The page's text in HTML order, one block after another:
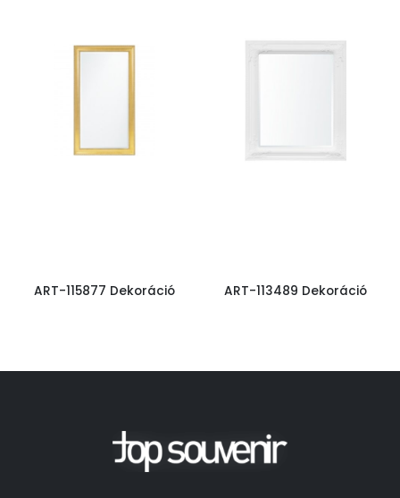
ART-115877 Dekoráció ART-113489 Dekoráció